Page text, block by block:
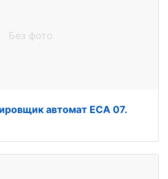
Без фото
автомат ЕСА 07.